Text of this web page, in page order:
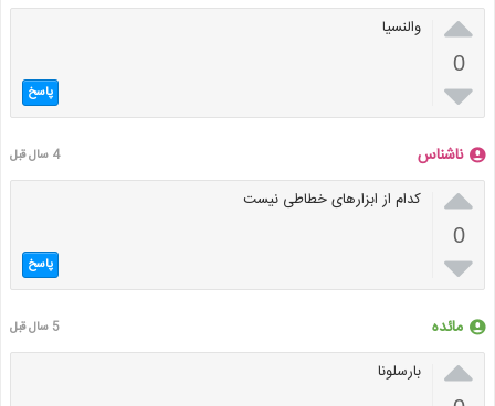

0

والنسیا
پاسخ
ناشناس 4 سال قبل

0

کدام از ابزارهای خطاطی نیست
پاسخ
مائده 5 سال قبل
 بارسلونا